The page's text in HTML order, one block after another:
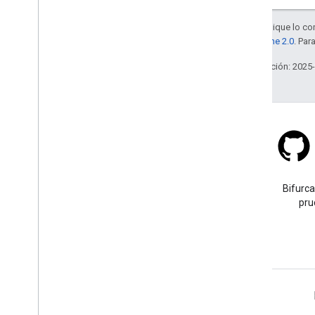
Salvo que se indique lo
licencia Apache 2.0 .
Última actualización: